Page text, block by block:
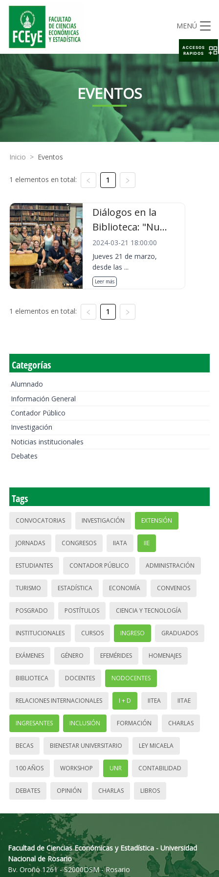
MENÚ
EVENTOS
Inicio > Eventos
1 elementos en total: 1
Diálogos en la
Biblioteca: "Nu...
2024-03-21 18:00:00
Jueves 21 de marzo,
desde las ...
Leer más
1 elementos en total: 1
Categorías
Alumnado
Información General
Contador Público
Investigación
Noticias institucionales
Debates
Tags
CONVOCATORIAS INVESTIGACIÓN EXTENSIÓN
JORNADAS CONGRESOS IIATA IIE
ESTUDIANTES CONTADOR PÚBLICO ADMINISTRACIÓN
TURISMO ESTADÍSTICA ECONOMÍA CONVENIOS
POSGRADO POSTÍTULOS CIENCIA Y TECNOLOGÍA
INSTITUCIONALES CURSOS INGRESO GRADUADOS
EXÁMENES GÉNERO EFEMÉRIDES HOMENAJES
BIBLIOTECA DOCENTES NODOCENTES
RELACIONES INTERNACIONALES I + D IITEA IITAE
INGRESANTES INCLUSIÓN FORMACIÓN CHARLAS
BECAS BIENESTAR UNIVERSITARIO LEY MICAELA
100 AÑOS WORKSHOP UNR CONTABILIDAD
DEBATES OPINIÓN CHARLAS LIBROS
Facultad de Ciencias Económicas y Estadística - Universidad
Nacional de Rosario
Bv. Oroño 1261 - S2000DSM - Rosario
ACCESOS
RAPIDOS